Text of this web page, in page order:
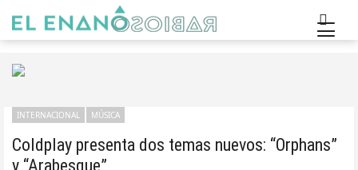
Coldplay presenta dos temas nuevos: “Orphans”
y “Arabesque”
INTERNACIONAL MÚSICA